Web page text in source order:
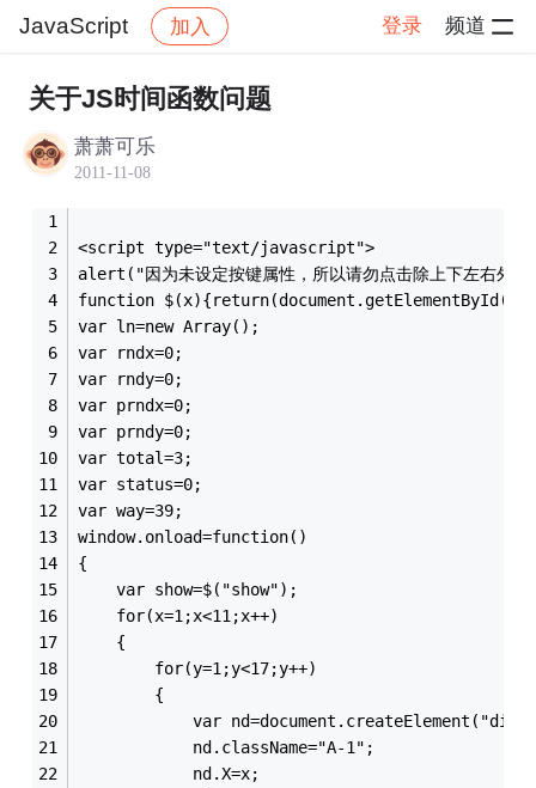
JavaScript 加入 登录 频道
社区 JavaScript 帖子详情
关于JS时间函数问题
萧萧可乐
2011-11-08
<script type="text/javascript">
alert("因为未设定按键属性，所以请勿点击除上下左右外
function
var ln=new Array();
var rndx=0;
var rndy=0;
var prndx=0;
var prndy=0;
var total=3;
var status=0;
var way=39;
window.onload=function()
{
	var show=$("show");
	for(x=1;x<11;x++)
	{
		for(y=1;y<17;y++)
		{
var
			nd.className="A-1";
			nd.X=x;